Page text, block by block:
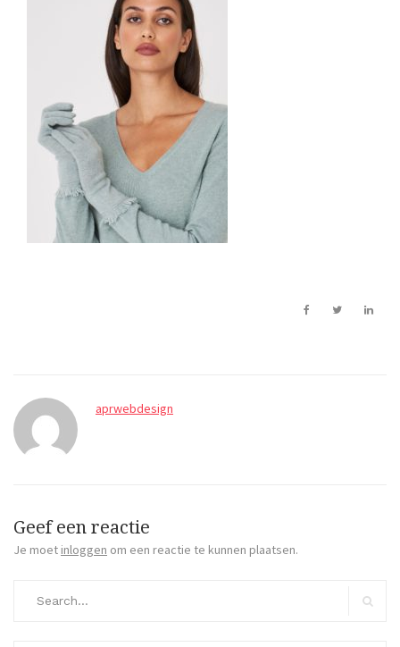
aprwebdesign
Geef een reactie
Je moet inloggen om een reactie te kunnen plaatsen.